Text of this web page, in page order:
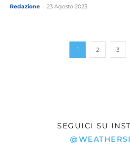
Redazione 23 Agosto 2023
1 2 3
SEGUICI SU